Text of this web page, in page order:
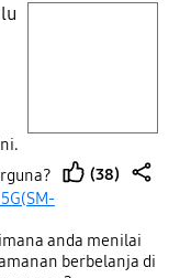
(38)
anda menilai
berbelanja di